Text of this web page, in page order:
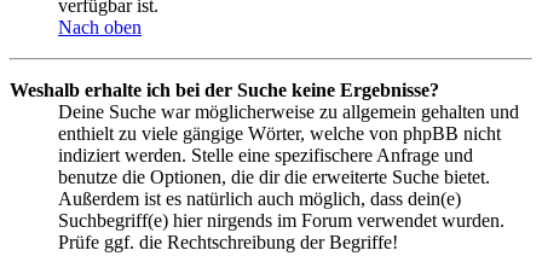
verfügbar ist.
Nach oben
Weshalb erhalte ich bei der Suche keine Ergebnisse?
Deine Suche war möglicherweise zu allgemein gehalten und
enthielt zu viele gängige Wörter, welche von phpBB nicht
indiziert werden. Stelle eine spezifischere Anfrage und
benutze die Optionen, die dir die erweiterte Suche bietet.
Außerdem ist es natürlich auch möglich, dass dein(e)
Suchbegriff(e) hier nirgends im Forum verwendet wurden.
Prüfe ggf. die Rechtschreibung der Begriffe!